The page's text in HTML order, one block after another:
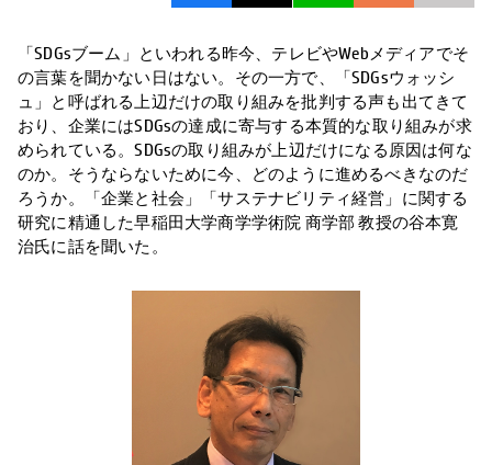
コラム一覧
「SDGsブーム」といわれる昨今、テレビやWebメディアでそ
の言葉を聞かない日はない。その一方で、「SDGsウォッシ
ュ」と呼ばれる上辺だけの取り組みを批判する声も出てきて
おり、企業にはSDGsの達成に寄与する本質的な取り組みが求
められている。SDGsの取り組みが上辺だけになる原因は何な
のか。そうならないために今、どのように進めるべきなのだ
ろうか。「企業と社会」「サステナビリティ経営」に関する
研究に精通した早稲田大学商学学術院 商学部 教授の谷本寛
治氏に話を聞いた。